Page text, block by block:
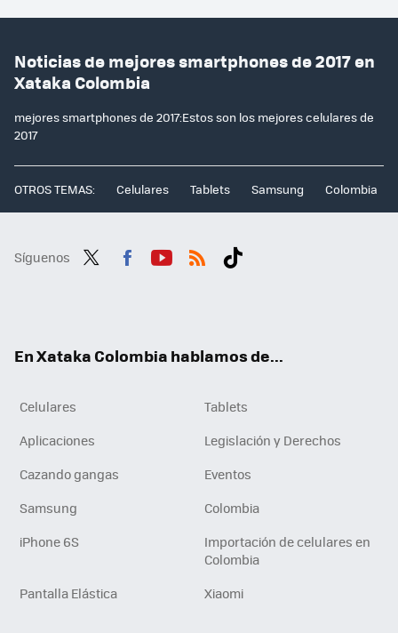
Noticias de mejores smartphones de 2017 en
Xataka Colombia
mejores smartphones de 2017:Estos son los mejores celulares de
2017
OTROS TEMAS: Celulares Tablets Samsung Colombia
Síguenos
En Xataka Colombia hablamos de...
Celulares
Tablets
Aplicaciones
Legislación y Derechos
Cazando gangas
Eventos
Samsung
Colombia
iPhone 6S
Importación de celulares en
Colombia
Pantalla Elástica
Xiaomi